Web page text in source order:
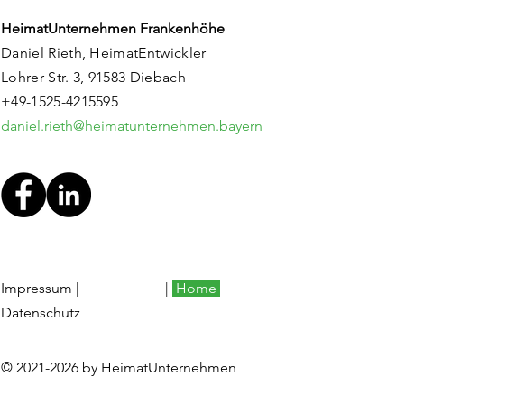
HeimatUnternehmen Frankenhöhe
Daniel Rieth, HeimatEntwickler
Lohrer Str. 3, 91583 Diebach
+49-1525-4215595
daniel.rieth@heimatunternehmen.bayern
Impressum
Datenschutz
Home
© 2021-2026 by HeimatUnternehmen